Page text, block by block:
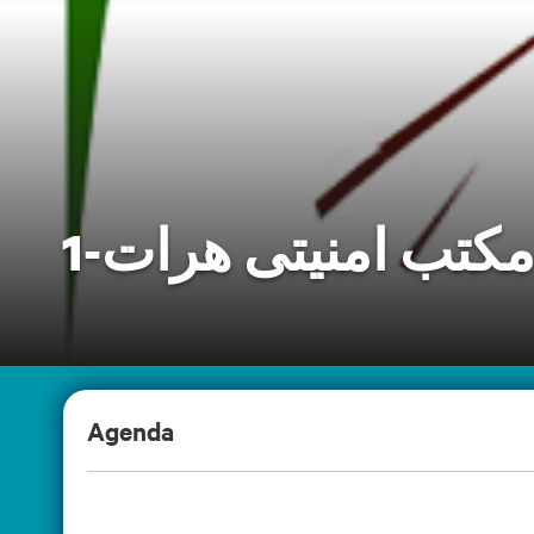
مکتب امنیتی هرات-1
Agenda